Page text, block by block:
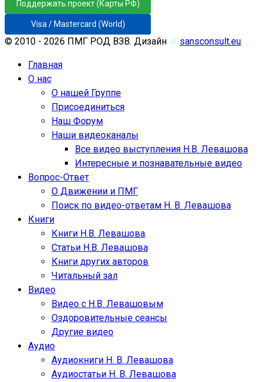
Поддержать проект (Карты РФ)
Visa / Mastercard (World)
© 2010 - 2026 ПМГ РОД ВЗВ. Дизайн ♲ sansconsult.eu
Главная
О нас
О нашей Группе
Присоединиться
Наш Форум
Наши видеоканалы
Все видео выступления Н.В. Левашова
Интересные и познавательные видео
Вопрос-Ответ
О Движении и ПМГ
Поиск по видео-ответам Н. В. Левашова
Книги
Книги Н.В. Левашова
Статьи Н.В. Левашова
Книги других авторов
Читальный зал
Видео
Видео с Н.В. Левашовым
Оздоровительные сеансы
Другие видео
Аудио
Аудиокниги Н. В. Левашова
Аудиостатьи Н. В. Левашова